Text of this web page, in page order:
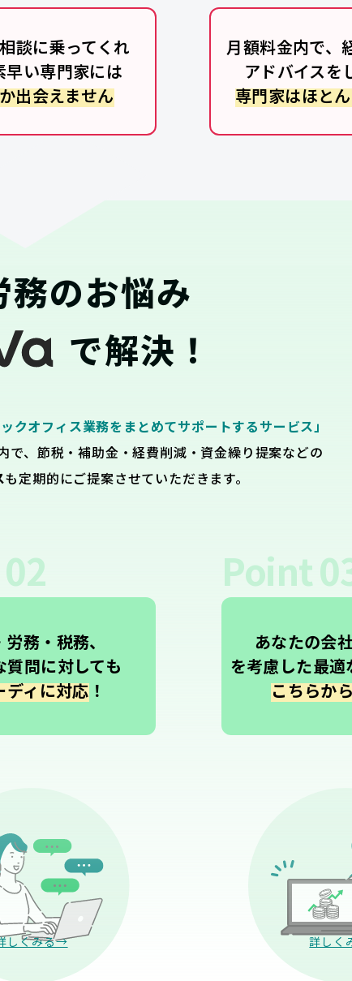
談に乗ってくれ
早い専門家には
出会えません
月額料金内で、
アドバイスを
専門家はほと
務のお悩み
で解決！
クオフィス業務をまとめてサポートするサービス」
で、節税・補助金・経費削減・資金繰り提案などの
も定期的にご提案させていただきます。
02
務・税務、
質問に対しても
ディに対応！
しくみる→
Point
あなたの会
を考慮した最適
こちらか
詳しく